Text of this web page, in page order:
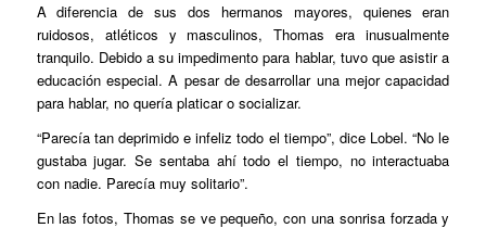
A diferencia de sus dos hermanos mayores, quienes eran
ruidosos, atléticos y masculinos, Thomas era inusualmente
tranquilo. Debido a su impedimento para hablar, tuvo que asistir a
educación especial. A pesar de desarrollar una mejor capacidad
para hablar, no quería platicar o socializar.
“Parecía tan deprimido e infeliz todo el tiempo”, dice Lobel. “No le
gustaba jugar. Se sentaba ahí todo el tiempo, no interactuaba
con nadie. Parecía muy solitario”.
En las fotos, Thomas se ve pequeño, con una sonrisa forzada y